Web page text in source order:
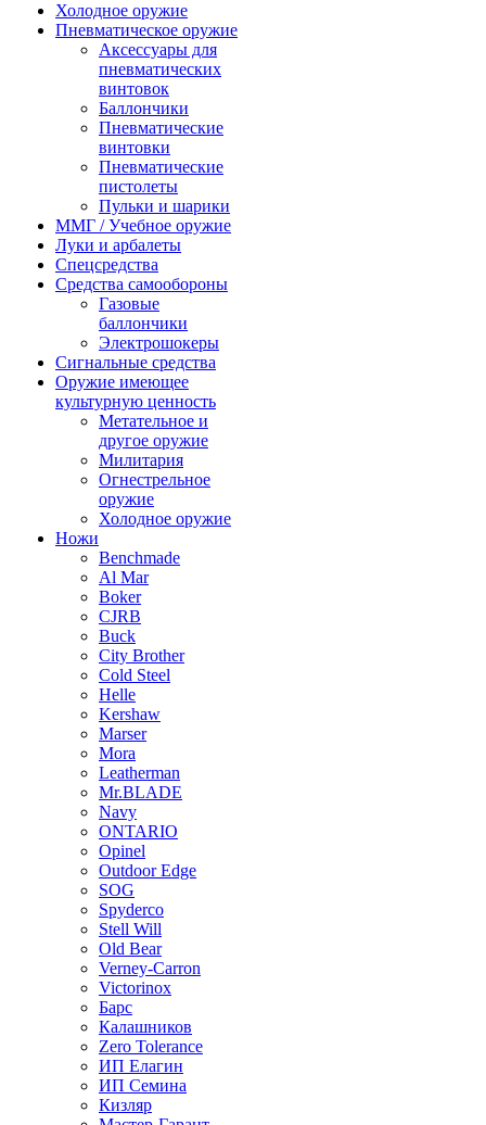
Холодное оружие
Пневматическое оружие
Аксессуары для
пневматических
винтовок
Баллончики
Пневматические
винтовки
Пневматические
пистолеты
Пульки и шарики
ММГ / Учебное оружие
Луки и арбалеты
Спецсредства
Средства самообороны
Газовые
баллончики
Электрошокеры
Сигнальные средства
Оружие имеющее
культурную ценность
Метательное и
другое оружие
Милитария
Огнестрельное
оружие
Холодное оружие
Ножи
Benchmade
Al Mar
Boker
CJRB
Buck
City Brother
Cold Steel
Helle
Kershaw
Marser
Mora
Leatherman
Mr.BLADE
Navy
ONTARIO
Opinel
Outdoor Edge
SOG
Spyderco
Stell Will
Old Bear
Verney-Carron
Victorinox
Барс
Калашников
Zero Tolerance
ИП Елагин
ИП Семина
Кизляр